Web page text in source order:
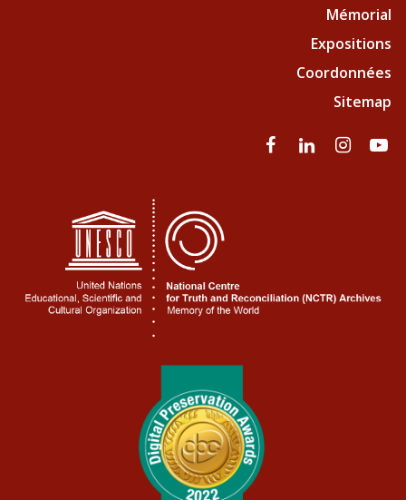
Mémorial
Expositions
Coordonnées
Sitemap